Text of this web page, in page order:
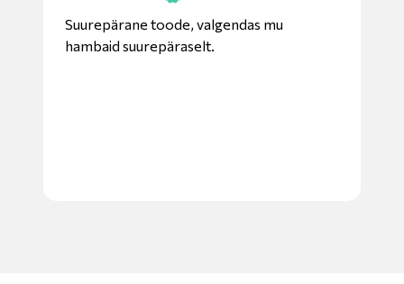
Suurepärane toode, valgendas mu
hambaid suurepäraselt.